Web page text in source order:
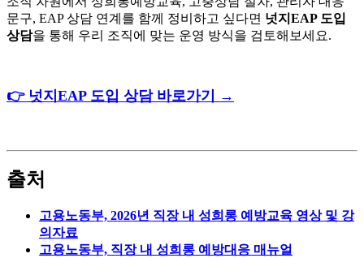
문구, EAP 상담 연계를 함께 정비하고 싶다면 넛지EAP 도입
상담을 통해 우리 조직에 맞는 운영 방식을 검토해보세요.
👉 넛지EAP 도입 상담 바로가기 →
출처
고용노동부, 2026년 직장 내 성희롱 예방교육 영상 및 강
의자료
고용노동부, 직장 내 성희롱 예방대응 매뉴얼